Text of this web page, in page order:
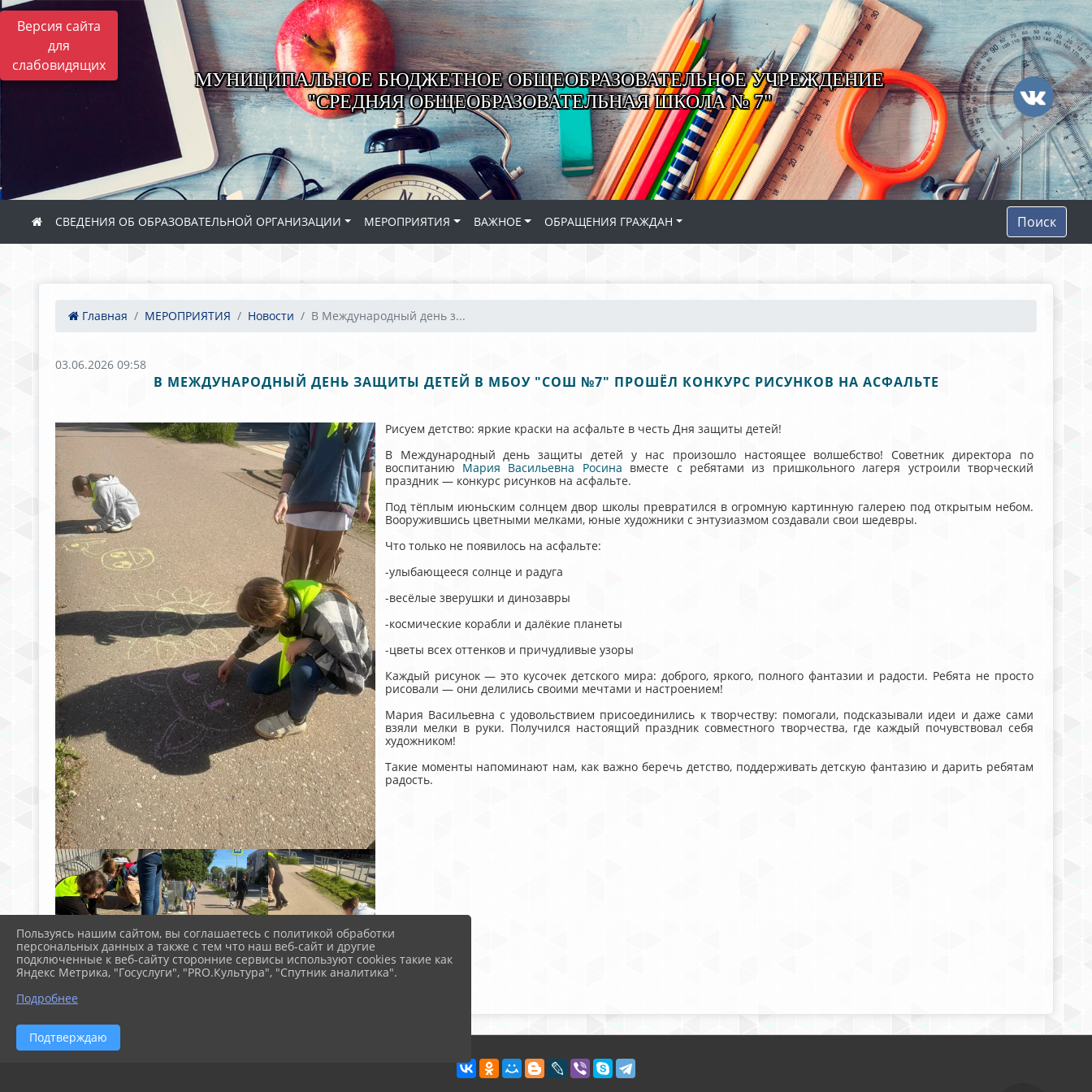
Версия сайта
для
слабовидящих
МУНИЦИПАЛЬНОЕ БЮДЖЕТНОЕ ОБЩЕОБРАЗОВАТЕЛЬНОЕ УЧРЕЖДЕНИЕ
"СРЕДНЯЯ ОБЩЕОБРАЗОВАТЕЛЬНАЯ ШКОЛА № 7"
СВЕДЕНИЯ ОБ ОБРАЗОВАТЕЛЬНОЙ ОРГАНИЗАЦИИ МЕРОПРИЯТИЯ ВАЖНОЕ ОБРАЩЕНИЯ ГРАЖДАН Поиск
Главная МЕРОПРИЯТИЯ Новости В Международный день з...
03.06.2026 09:58
В МЕЖДУНАРОДНЫЙ ДЕНЬ ЗАЩИТЫ ДЕТЕЙ В МБОУ "СОШ №7" ПРОШЁЛ КОНКУРС РИСУНКОВ НА АСФАЛЬТЕ
Рисуем детство: яркие краски на асфальте в честь Дня защиты детей!
В Международный день защиты детей у нас произошло настоящее волшебство! Советник директора по
воспитанию Мария Васильевна Росина вместе с ребятами из пришкольного лагеря устроили творческий
праздник — конкурс рисунков на асфальте.
Под тёплым июньским солнцем двор школы превратился в огромную картинную галерею под открытым небом.
Вооружившись цветными мелками, юные художники с энтузиазмом создавали свои шедевры.
Что только не появилось на асфальте:
-улыбающееся солнце и радуга
-весёлые зверушки и динозавры
-космические корабли и далёкие планеты
-цветы всех оттенков и причудливые узоры
Каждый рисунок — это кусочек детского мира: доброго, яркого, полного фантазии и радости. Ребята не просто
рисовали — они делились своими мечтами и настроением!
Мария Васильевна с удовольствием присоединились к творчеству: помогали, подсказывали идеи и даже сами
взяли мелки в руки. Получился настоящий праздник совместного творчества, где каждый почувствовал себя
художником!
Такие моменты напоминают нам, как важно беречь детство, поддерживать детскую фантазию и дарить ребятам
радость.
Пользуясь нашим сайтом, вы соглашаетесь с политикой обработки
персональных данных а также с тем что наш веб-сайт и другие
подключенные к веб-сайту сторонние сервисы используют cookies такие как
Яндекс Метрика, "Госуслуги", "PRO.Культура", "Спутник аналитика".
Подробнее
Подтверждаю